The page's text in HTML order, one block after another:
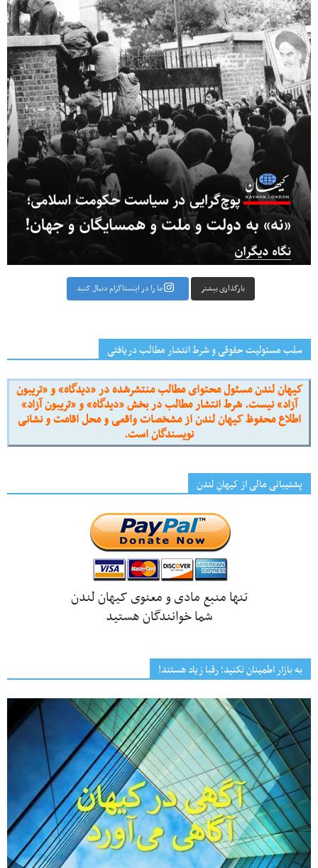
بارگذاری بیشتر ما را در اینستاگرام دنبال کنید
سلب مسئولیت حقوقی و شرط انتشار مطالب دریافتی
کیهان لندن مسئول محتوای مطالب منتشرشده در «دیدگاه» و «تریبون
آزاد» نیست. شرط انتشار مطالب در بخش «دیدگاه» و «تریبون آزاد»
اطلاع محفوظ کیهان لندن از مشخصات واقعی و محل اقامت و نشانی
نویسندگان است.
پشتیبانی مالی از کیهانِ لندن
تنها منبع مادی و معنوی کیهان لندن
شما خوانندگان هستید
به بازار اطمینان نکنید؛ رقبا زیاد هستند!